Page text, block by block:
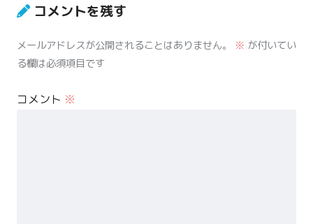
コメントを残す
メールアドレスが公開されることはありません。 ※ が付いてい
る欄は必須項目です
コメント ※